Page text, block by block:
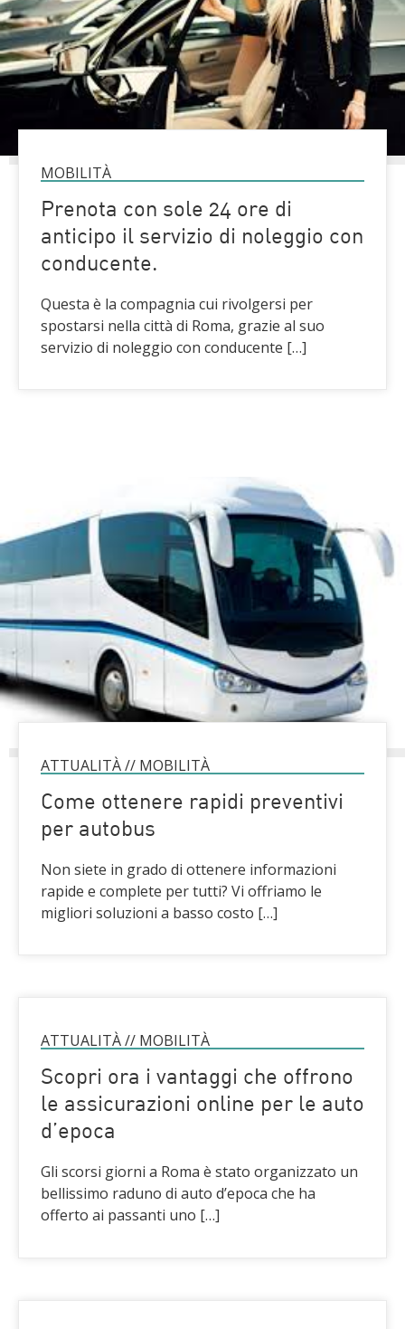
MOBILITÀ
Prenota con sole 24 ore di
anticipo il servizio di noleggio con
conducente.
Questa è la compagnia cui rivolgersi per
spostarsi nella città di Roma, grazie al suo
servizio di noleggio con conducente […]
ATTUALITÀ// MOBILITÀ
Come ottenere rapidi preventivi
per autobus
Non siete in grado di ottenere informazioni
rapide e complete per tutti? Vi offriamo le
migliori soluzioni a basso costo […]
ATTUALITÀ// MOBILITÀ
Scopri ora i vantaggi che offrono
le assicurazioni online per le auto
d’epoca
Gli scorsi giorni a Roma è stato organizzato un
bellissimo raduno di auto d’epoca che ha
offerto ai passanti uno […]